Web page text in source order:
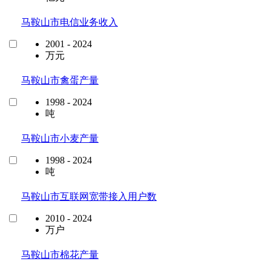
马鞍山市电信业务收入
2001 - 2024
万元
马鞍山市禽蛋产量
1998 - 2024
吨
马鞍山市小麦产量
1998 - 2024
吨
马鞍山市互联网宽带接入用户数
2010 - 2024
万户
马鞍山市棉花产量